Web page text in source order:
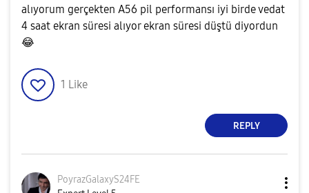
alıyorum gerçekten A56 pil performansı iyi birde vedat
4 saat ekran süresi alıyor ekran süresi düştü diyordun
😂
1 Like
REPLY
PoyrazGalaxyS24FE